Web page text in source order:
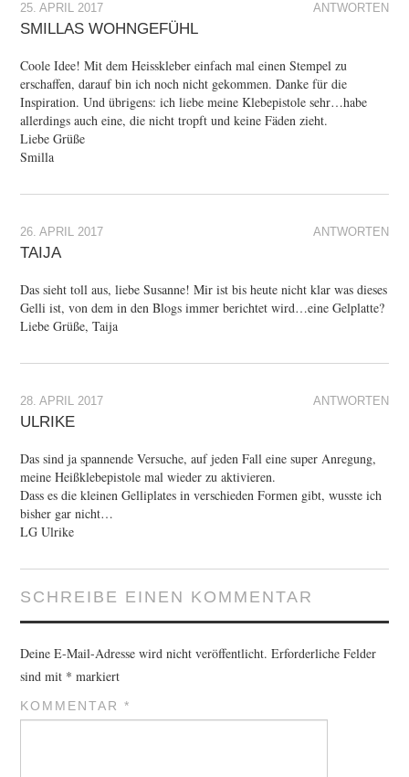
ANTWORTEN
25. APRIL 2017
SMILLAS WOHNGEFÜHL
Coole Idee! Mit dem Heisskleber einfach mal einen Stempel zu
erschaffen, darauf bin ich noch nicht gekommen. Danke für die
Inspiration. Und übrigens: ich liebe meine Klebepistole sehr…habe
allerdings auch eine, die nicht tropft und keine Fäden zieht.
Liebe Grüße
Smilla
ANTWORTEN
26. APRIL 2017
TAIJA
Das sieht toll aus, liebe Susanne! Mir ist bis heute nicht klar was dieses
Gelli ist, von dem in den Blogs immer berichtet wird…eine Gelplatte?
Liebe Grüße, Taija
ANTWORTEN
28. APRIL 2017
ULRIKE
Das sind ja spannende Versuche, auf jeden Fall eine super Anregung,
meine Heißklebepistole mal wieder zu aktivieren.
Dass es die kleinen Gelliplates in verschieden Formen gibt, wusste ich
bisher gar nicht…
LG Ulrike
SCHREIBE EINEN KOMMENTAR
Deine E-Mail-Adresse wird nicht veröffentlicht. Erforderliche Felder
sind mit * markiert
KOMMENTAR*